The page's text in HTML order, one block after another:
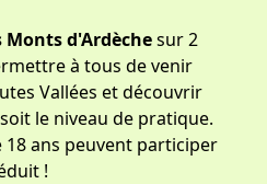
Monts d'Ardèchesur 2
à tous de venir
Vallées et découvrir
le niveau de pratique.
18 ans peuvent participer
!